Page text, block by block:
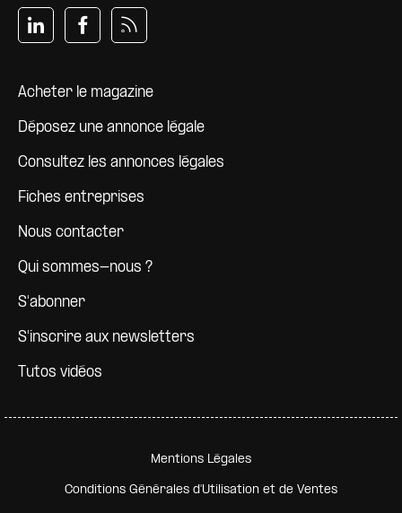
Pied de page
Acheter le magazine
Déposez une annonce légale
Consultez les annonces légales
Fiches entreprises
Nous contacter
Qui sommes-nous ?
S'abonner
S'inscrire aux newsletters
Tutos vidéos
Pied de page secondaire
Mentions Légales
Conditions Générales d'Utilisation et de Ventes